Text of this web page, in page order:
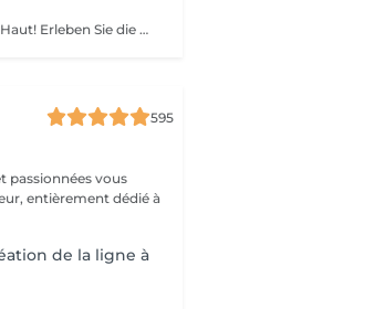
Erreichen Sie die Schnellste Art von Glatter Haut! Erleben Sie die Vorteile der dauerhaften Haarentfernung mit unserer fortschrittlichen Lichttechnologie, die effektiv die Haarfollikel anvisiert. Unsere Laserfunktionen: Neueste Technologie: neues Modell 2022 Vielseitige Behandlung: 3-in-1-System: Diodenlaser, Alexandrit und NdYag Zertifizierte Sicherheit: vollständig in der EU zertifiziert Sichtbare Ergebnisse: deutliche Effekte nach Ihrer ersten Sitzung Vollständige Transformation: endergebnisse nach 6-8 Behandlungen Für Alle Geeignet: eignet sich für alle Haut- und Haartypen, außer grauem Haar Komfort steht an erster Stelle: ausgestattet mit einem Kühlsystem für ein schmerzfreies Erlebnis Wie funktioniert die Haarentfernung mit Laser? Vorbereitung: ihre Haut wird gründlich gereinigt. Gel-Anwendung: ein spezielles Gel wird aufgetragen, um die Behandlung zu verbessern. Laserbehandlung: der Laser wird auf die behandelte Stelle angewendet. Beruhigender Abschluss: eine beruhigende Creme wird nach der Behandlung aufgetragen. Altersempfehlungen: am besten geeignet für Personen ab 16-18 Jahren. Nachbehandlungs-Tipps: um optimale Ergebnisse zu gewährleisten, vermeiden Sie bitte eine Sonnenexposition eine Woche vor und nach dem Eingriff. Behandlungsfrequenz: die Sitzungen werden alle 4-8 Wochen empfohlen, insgesamt 6-10 Behandlungen je nach Bereich.
595
passionnées vous
entièrement dédié à
de la ligne à